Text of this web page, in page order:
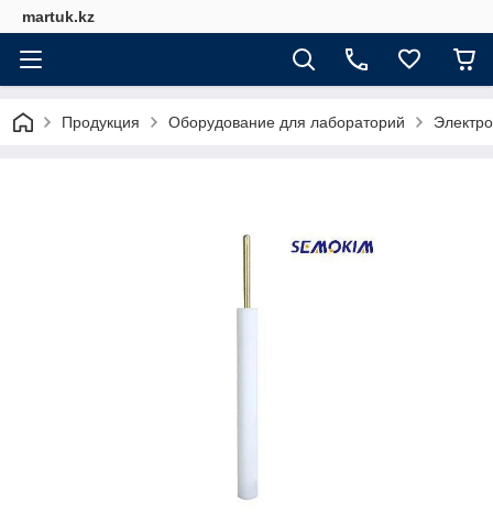
martuk.kz
Продукция Оборудование для лабораторий